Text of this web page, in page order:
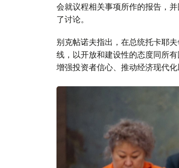
会就议程相关事项所作的报告，
了讨论。
别克帖诺夫指出，在总统托卡耶
线，以开放和建设性的态度同所
增强投资者信心、推动经济现代